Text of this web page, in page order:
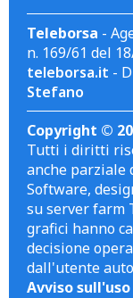
Teleborsa -
n. 169/61 del
teleborsa.it -
Stefano
Copyright ©
Tutti i diritti
anche parziale
Software,
su server farm
grafici hanno
decisione
dall'utente
Avviso